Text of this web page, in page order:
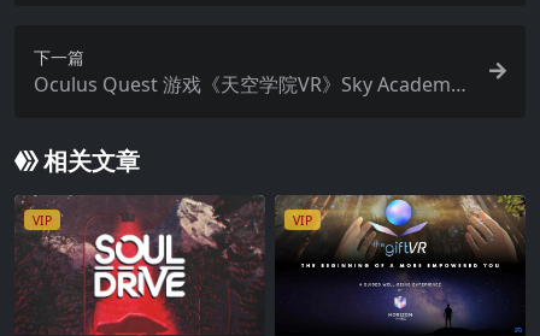
下一篇
Oculus Quest 游戏《天空学院VR》Sky Academy
相关文章
VIP VIP